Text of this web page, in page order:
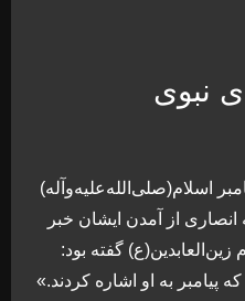
نبوی
اسلام(صلی‌الله‌علیه‌وآله)
انصاری از آمدن ایشان خبر
زین‌العابدین(ع) گفته بود:
پیامبر به او اشاره کردند.»